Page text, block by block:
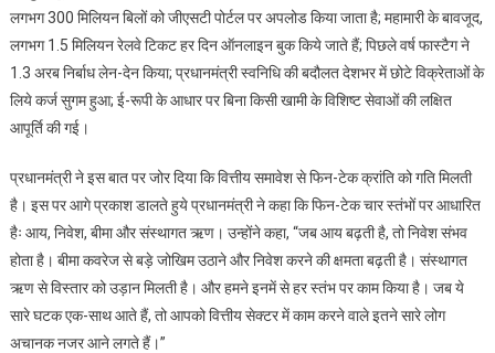
लगभग 300 मिलियन बिलों को जीएसटी पोर्टल पर अपलोड किया जाता है; महामारी के बावजूद,
लगभग 1.5 मिलियन रेलवे टिकट हर दिन ऑनलाइन बुक किये जाते हैं; पिछले वर्ष फास्टैग ने
1.3 अरब निर्बाध लेन-देन किया; प्रधानमंत्री स्वनिधि की बदौलत देशभर में छोटे विक्रेताओं के
लिये कर्ज सुगम हुआ; ई-रूपी के आधार पर बिना किसी खामी के विशिष्ट सेवाओं की लक्षित
आपूर्ति की गई।
प्रधानमंत्री ने इस बात पर जोर दिया कि वित्तीय समावेश से फिन-टेक क्रांति को गति मिलती
है। इस पर आगे प्रकाश डालते हुये प्रधानमंत्री ने कहा कि फिन-टेक चार स्तंभों पर आधारित
हैः आय, निवेश, बीमा और संस्थागत ऋण। उन्होंने कहा, “जब आय बढ़ती है, तो निवेश संभव
होता है। बीमा कवरेज से बड़े जोखिम उठाने और निवेश करने की क्षमता बढ़ती है। संस्थागत
ऋण से विस्तार को उड़ान मिलती है। और हमने इनमें से हर स्तंभ पर काम किया है। जब ये
सारे घटक एक-साथ आते हैं, तो आपको वित्तीय सेक्टर में काम करने वाले इतने सारे लोग
अचानक नजर आने लगते हैं।”